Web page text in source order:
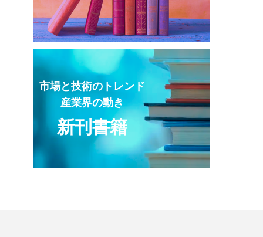
市場と技術のトレンド
産業界の動き
新刊書籍